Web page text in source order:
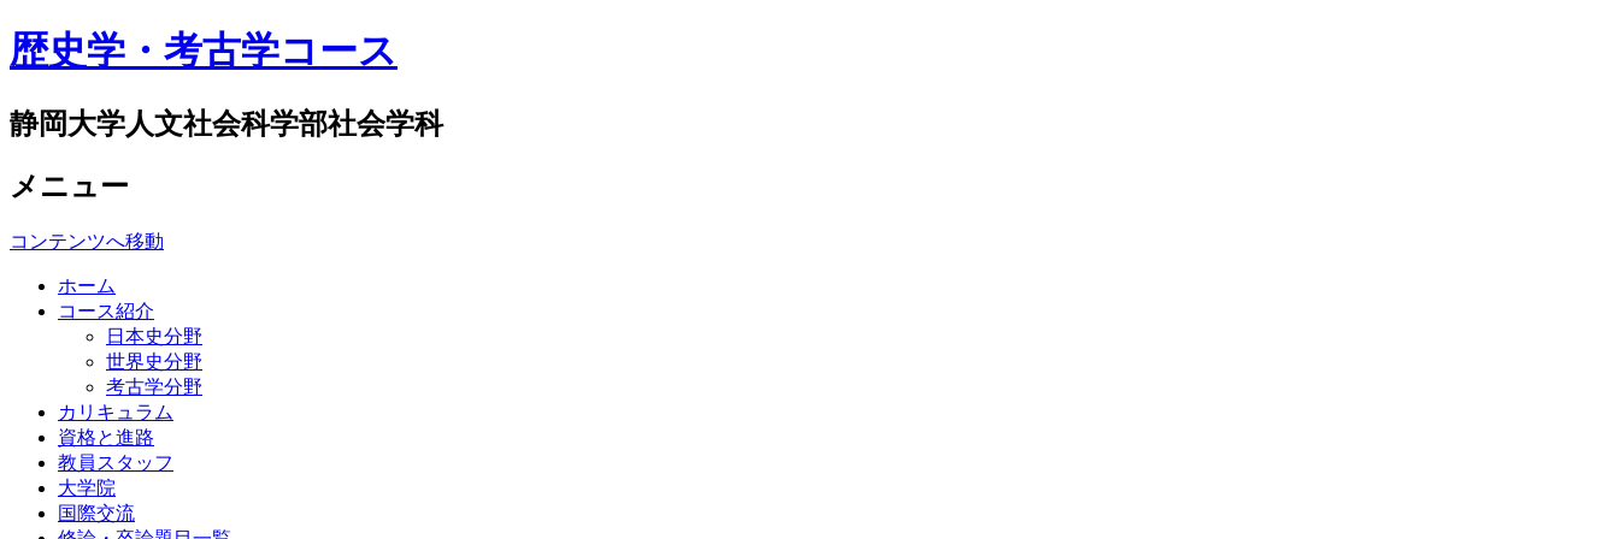
歴史学・考古学コース
静岡大学人文社会科学部社会学科
メニュー
コンテンツへ移動
ホーム
コース紹介
日本史分野
世界史分野
考古学分野
カリキュラム
資格と進路
教員スタッフ
大学院
国際交流